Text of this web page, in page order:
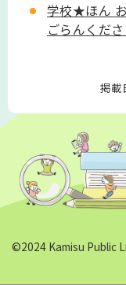
学校★ほん
ごらんくだ
掲載
©2024 Kamisu Public